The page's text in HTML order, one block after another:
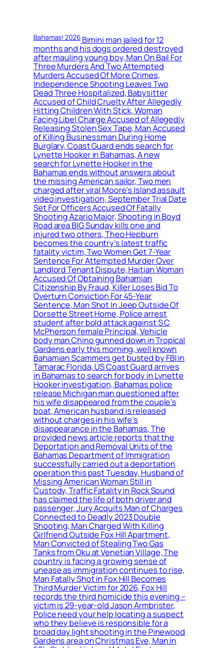
Bahamas! 2026Bimini man jailed for 12
months and his dogs ordered destroyed
after mauling young boy, Man On Bail For
Three Murders And Two Attempted
Murders Accused Of More Crimes,
Independence Shooting Leaves Two
Dead Three Hospitalized, Babysitter
Accused of Child Cruelty After Allegedly
Hitting Children With Stick, Woman
Facing Libel Charge Accused of Allegedly
Releasing Stolen Sex Tape, Man Accused
of Killing Businessman During Home
Burglary, Coast Guard ends search for
Lynette Hooker in Bahamas, A new
search for Lynette Hooker in the
Bahamas ends without answers about
the missing American sailor, Two men
charged after viral Moore’s Island assault
video investigation, September Trial Date
Set For Officers Accused Of Fatally
Shooting Azario Major, Shooting in Boyd
Road area BIG Sunday kills one and
injured two others, Theo Hepburn
becomes the country’s latest traffic
fatality victim, Two Women Get 7-Year
Sentence For Attempted Murder Over
Landlord Tenant Dispute, Haitian Woman
Accused Of Obtaining Bahamian
Citizenship By Fraud, Killer Loses Bid To
Overturn Conviction For 45-Year
Sentence, Man Shot In Jeep Outside Of
Dorsette Street Home, Police arrest
student after bold attack against S C
McPherson female Principal, Vehicle
body man Chino gunned down in Tropical
Gardens early this morning, well known
Bahamian Scammers get busted by FBI in
Tamarac Florida, US Coast Guard arrives
in Bahamas to search for body in Lynette
Hooker investigation, Bahamas police
release Michigan man questioned after
his wife disappeared from the couple’s
boat, American husband is released
without charges in his wife’s
disappearance in the Bahamas, The
provided news article reports that the
Deportation and Removal Units of the
Bahamas Department of Immigration
successfully carried out a deportation
operation this past Tuesday, Husband of
Missing American Woman Still in
Custody, Traffic Fatality in Rock Sound
has claimed the life of both driver and
passenger, Jury Acquits Man of Charges
Connected to Deadly 2023 Double
Shooting, Man Charged With Killing
Girlfriend Outside Fox Hill Apartment,
Man Convicted of Stealing Two Gas
Tanks from Oku at Venetian Village, The
country is facing a growing sense of
unease as immigration continues to rise,
Man Fatally Shot in Fox Hill Becomes
Third Murder Victim for 2026, Fox Hill
records the third homicide this evening –
victim is 29-year-old Jason Armbrister,
Police need your help locating a suspect
who they believe is responsible for a
broad day light shooting in the Pinewood
Gardens area on Christmas Eve, Man in